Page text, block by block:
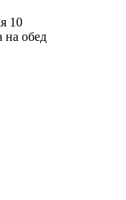
10
на обед